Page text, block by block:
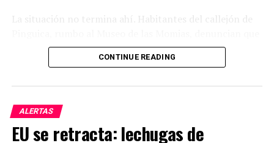
La situación no termina ahí. Habitantes del callejón de
nuevamente carecen de alumbrado público. Afirman que
caminar por ese lugar durante la noche se ha convertido
las autoridades. Señalan que, pese a los constantes
reportes, el problema sigue sin atenderse.
CONTINUE READING
ALERTAS
EU se retracta: lechugas de